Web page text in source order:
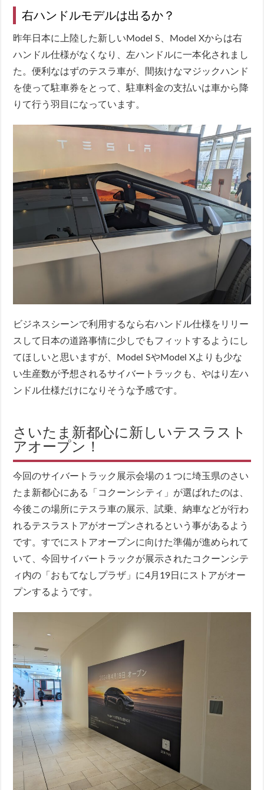
右ハンドルモデルは出るか？
昨年日本に上陸した新しいModel S、Model Xからは右
ハンドル仕様がなくなり、左ハンドルに一本化されまし
た。便利なはずのテスラ車が、間抜けなマジックハンド
を使って駐車券をとって、駐車料金の支払いは車から降
りて行う羽目になっています。
ビジネスシーンで利用するなら右ハンドル仕様をリリー
スして日本の道路事情に少しでもフィットするようにし
てほしいと思いますが、Model SやModel Xよりも少な
い生産数が予想されるサイバートラックも、やはり左ハ
ンドル仕様だけになりそうな予感です。
さいたま新都心に新しいテスラスト
アオープン！
今回のサイバートラック展示会場の１つに埼玉県のさい
たま新都心にある「コクーンシティ」が選ばれたのは、
今後この場所にテスラ車の展示、試乗、納車などが行わ
れるテスラストアがオープンされるという事があるよう
です。すでにストアオープンに向けた準備が進められて
いて、今回サイバートラックが展示されたコクーンシテ
ィ内の「おもてなしプラザ」に4月19日にストアがオー
プンするようです。